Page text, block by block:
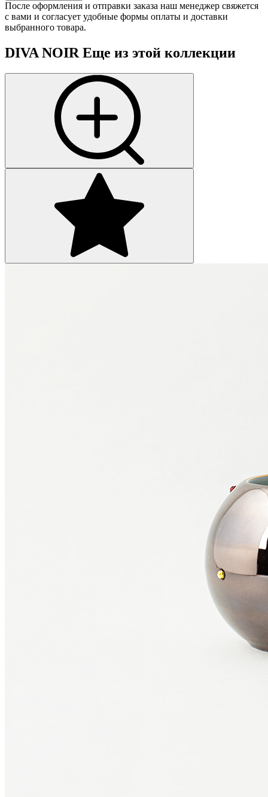
После оформления и отправки заказа наш менеджер свяжется
с вами и согласует удобные формы оплаты и доставки
выбранного товара.
DIVA NOIR Еще из этой коллекции